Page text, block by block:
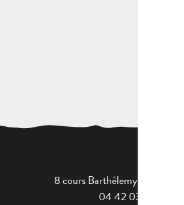
8 cours Barthélemy - 13400
04 42 03 49 98